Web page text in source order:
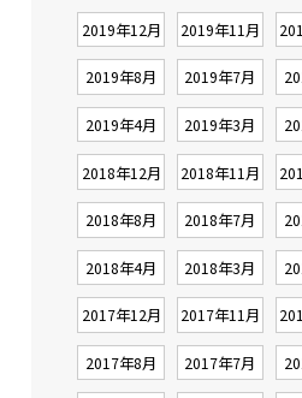
2019年12月 2019年11月
2019年8月 2019年7月
2019年4月 2019年3月
2018年12月 2018年11月
2018年8月 2018年7月
2018年4月 2018年3月
2017年12月 2017年11月
2017年8月 2017年7月